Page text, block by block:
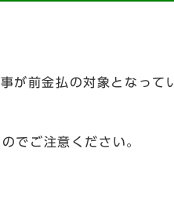
前金払の対象となって
でご注意ください。